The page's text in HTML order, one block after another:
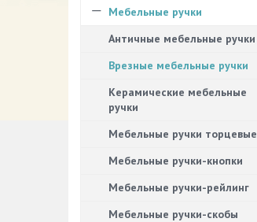
Мебельные ручки
Античные мебельные ручки
Врезные мебельные ручки
Керамические мебельные
ручки
Мебельные ручки торцевые
Мебельные ручки-кнопки
Мебельные ручки-рейлинг
Мебельные ручки-скобы